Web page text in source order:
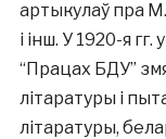
артыкулаў пра
і інш. У 1920-я
“Працах БДУ”
літаратуры і
літаратуры,